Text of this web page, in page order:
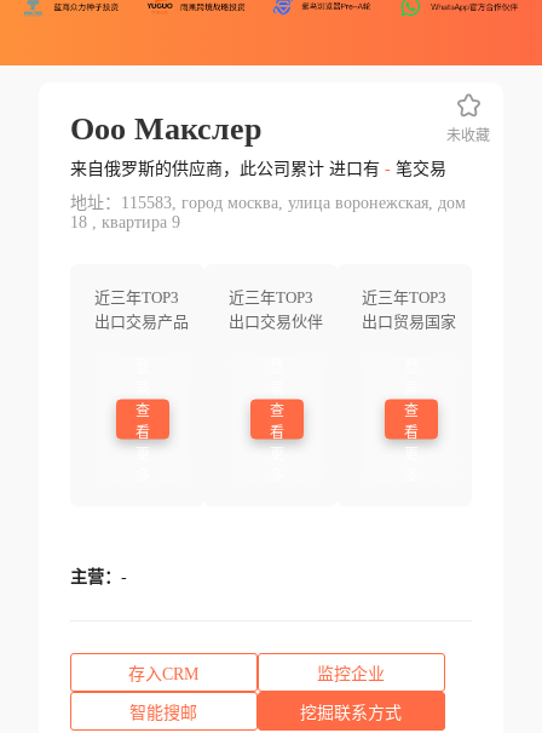
Ооо Макслер
来自俄罗斯的供应商，此公司累计 进口有 -笔交易
地址：115583, город москва, улица воронежская, дом
18 , квартира 9
近三年TOP3
出口交易产品
查
看
近三年TOP3
出口交易伙伴
查
看
近三年TOP3
出口贸易国家
查
看
未收藏
主营： -
存入CRM 监控企业
智能搜邮 挖掘联系方式